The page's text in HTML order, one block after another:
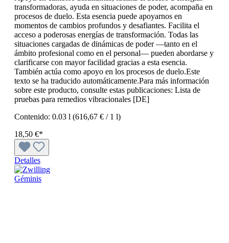
transformadoras, ayuda en situaciones de poder, acompaña en
procesos de duelo. Esta esencia puede apoyarnos en
momentos de cambios profundos y desafiantes. Facilita el
acceso a poderosas energías de transformación. Todas las
situaciones cargadas de dinámicas de poder —tanto en el
ámbito profesional como en el personal— pueden abordarse y
clarificarse con mayor facilidad gracias a esta esencia.
También actúa como apoyo en los procesos de duelo.Este
texto se ha traducido automáticamente.Para más información
sobre este producto, consulte estas publicaciones: Lista de
pruebas para remedios vibracionales [DE]
Contenido: 0.03 l (616,67 € / 1 l)
18,50 €*
Detalles
Géminis